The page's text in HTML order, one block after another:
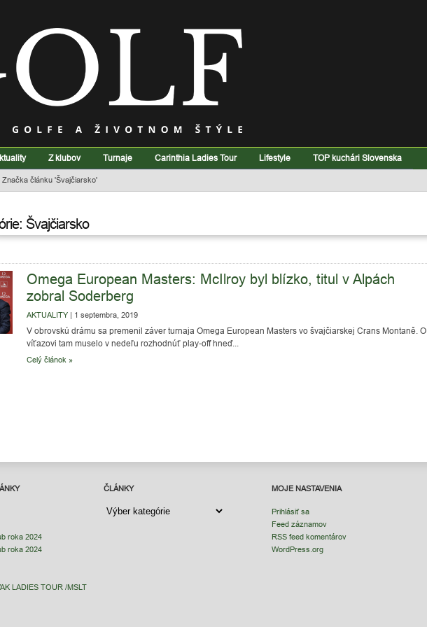
Z klubov Turnaje Carinthia Ladies Tour Lifestyle TOP kuchári Slovenska
Značka článku 'Švajčiarsko'
Švajčiarsko
Omega European Masters: McIlroy byl blízko, titul v Alpách
zobral Soderberg
AKTUALITY | 1 septembra, 2019
V obrovskú drámu sa premenil záver turnaja Omega European Masters vo švajčiarskej Crans Montaně. O
víťazovi tam muselo v nedeľu rozhodnúť play-off hneď...
Celý článok »
roka 2024
roka 2024
LADIES TOUR /MSLT
ČLÁNKY
ČLÁNKY
MOJE NASTAVENIA
Prihlásiť sa
Feed záznamov
RSS feed komentárov
WordPress.org